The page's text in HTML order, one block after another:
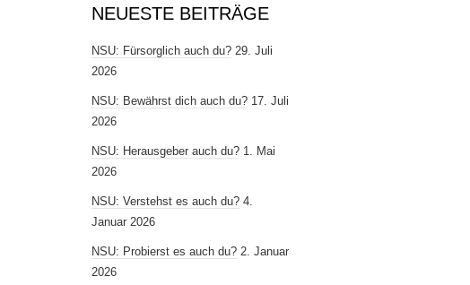
NEUESTE BEITRÄGE
NSU: Fürsorglich auch du? 29. Juli
2026
NSU: Bewährst dich auch du? 17. Juli
2026
NSU: Herausgeber auch du? 1. Mai
2026
NSU: Verstehst es auch du? 4.
Januar 2026
NSU: Probierst es auch du? 2. Januar
2026